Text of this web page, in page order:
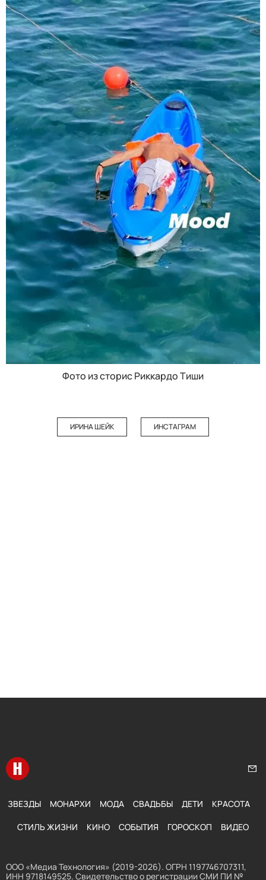
Фото из сторис Риккардо Тиши
ИРИНА ШЕЙК ИНСТАГРАМ
Перейти на главную
ЗВЕЗДЫ МОНАРХИ МОДА СВАДЬБЫ ДЕТИ КРАСОТА
СТИЛЬ ЖИЗНИ КИНО СОБЫТИЯ ГОРОСКОП ВИДЕО
ООО «Медиа Технология» (2019-2026). ОГРН 1197746707311,
ИНН 9718149525. Свидетельство о регистрации СМИ ПИ №